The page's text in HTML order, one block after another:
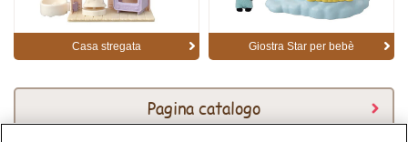
Casa stregata Giostra Star per bebè
Pagina catalogo